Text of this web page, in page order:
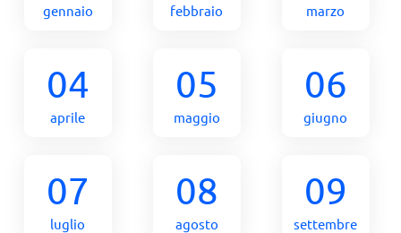
gennaio febbraio marzo
04
aprile
05
maggio
06
giugno
07
luglio
08
agosto
09
settembre